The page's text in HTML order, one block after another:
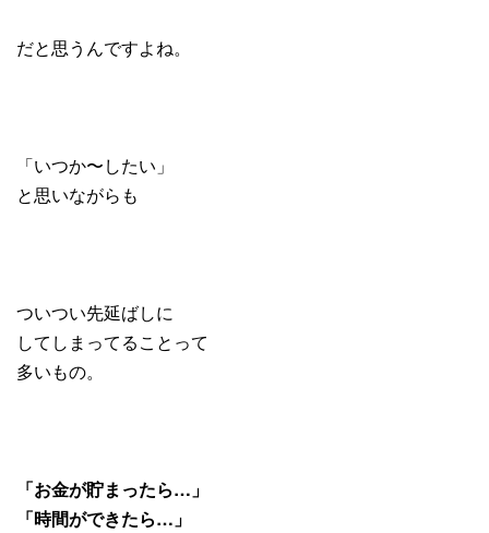
だと思うんですよね。
「いつか〜したい」
と思いながらも
ついつい先延ばしに
してしまってることって
多いもの。
「お金が貯まったら…」
「時間ができたら…」